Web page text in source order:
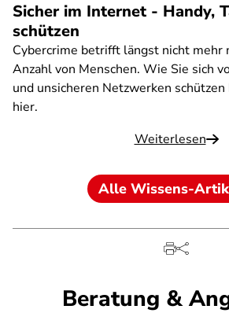
Sicher im Internet - Handy,
schützen
Cybercrime betrifft längst nicht mehr
Anzahl von Menschen. Wie Sie sich
und unsicheren Netzwerken
hier.
Weiterlesen
Alle Wissens-
Beratung &